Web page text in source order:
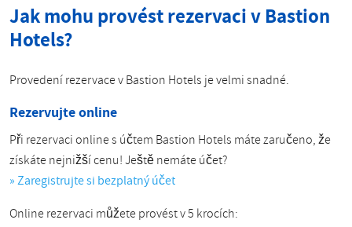
content
Jak mohu provést rezervaci v Bastion
Hotels?
Provedení rezervace v Bastion Hotels je velmi snadné.
Rezervujte online
Při rezervaci online s účtem Bastion Hotels máte zaručeno, že
získáte nejnižší cenu! Ještě nemáte účet?
» Zaregistrujte si bezplatný účet
Online rezervaci můžete provést v 5 krocích: